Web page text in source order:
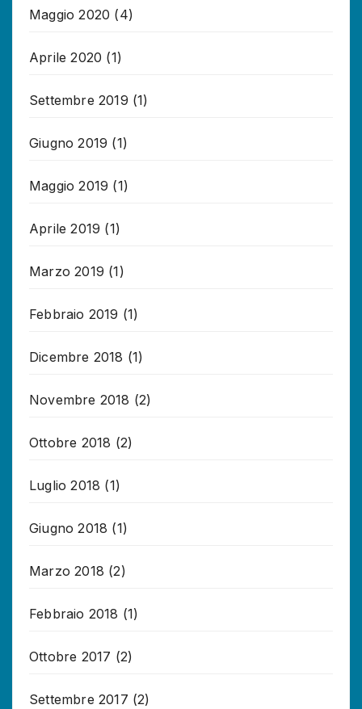
Maggio 2020 (4)
Aprile 2020 (1)
Settembre 2019 (1)
Giugno 2019 (1)
Maggio 2019 (1)
Aprile 2019 (1)
Marzo 2019 (1)
Febbraio 2019 (1)
Dicembre 2018 (1)
Novembre 2018 (2)
Ottobre 2018 (2)
Luglio 2018 (1)
Giugno 2018 (1)
Marzo 2018 (2)
Febbraio 2018 (1)
Ottobre 2017 (2)
Settembre 2017 (2)